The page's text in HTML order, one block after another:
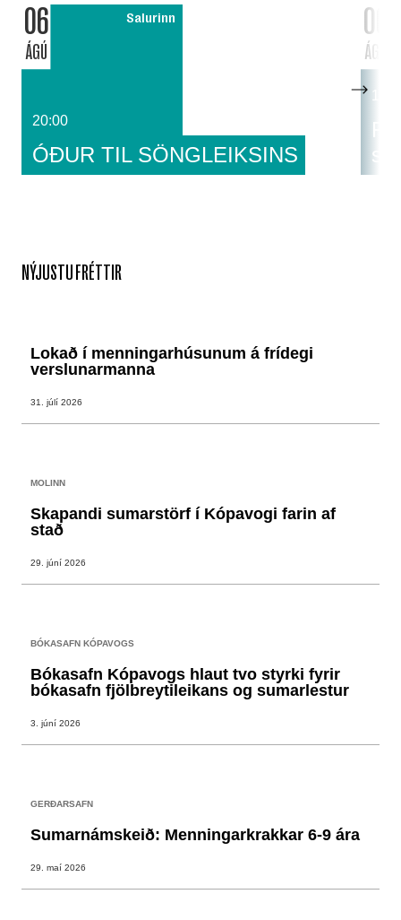
06
ÁGÚ
Salurinn
20:00
ÓÐUR TIL SÖNGLEIKSINS
06
ÁGÚ
NÝJUSTU FRÉTTIR
Lokað í menningarhúsunum á frídegi
verslunarmanna
31. júlí 2026
MOLINN
Skapandi sumarstörf í Kópavogi farin af
stað
29. júní 2026
BÓKASAFN KÓPAVOGS
Bókasafn Kópavogs hlaut tvo styrki fyrir
bókasafn fjölbreytileikans og sumarlestur
3. júní 2026
GERÐARSAFN
Sumarnámskeið: Menningarkrakkar 6-9 ára
29. maí 2026